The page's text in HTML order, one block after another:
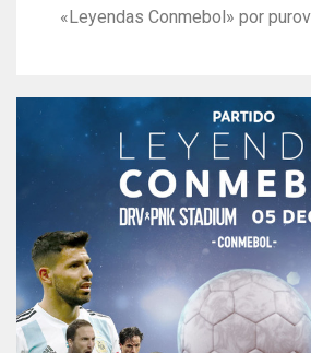
«Leyendas Conmebol» por